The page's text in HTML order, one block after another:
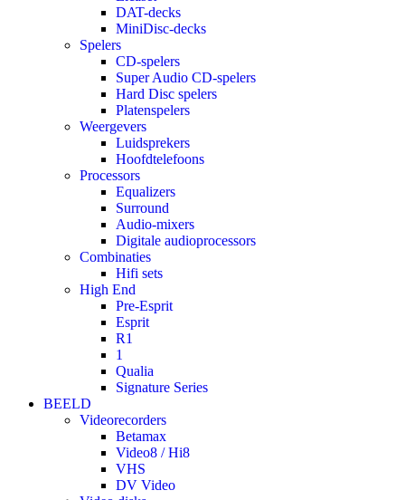
DAT-decks
MiniDisc-decks
Spelers
CD-spelers
Super Audio CD-spelers
Hard Disc spelers
Platenspelers
Weergevers
Luidsprekers
Hoofdtelefoons
Processors
Equalizers
Surround
Audio-mixers
Digitale audioprocessors
Combinaties
Hifi sets
High End
Pre-Esprit
Esprit
R1
1
Qualia
Signature Series
BEELD
Videorecorders
Betamax
Video8 / Hi8
VHS
DV Video